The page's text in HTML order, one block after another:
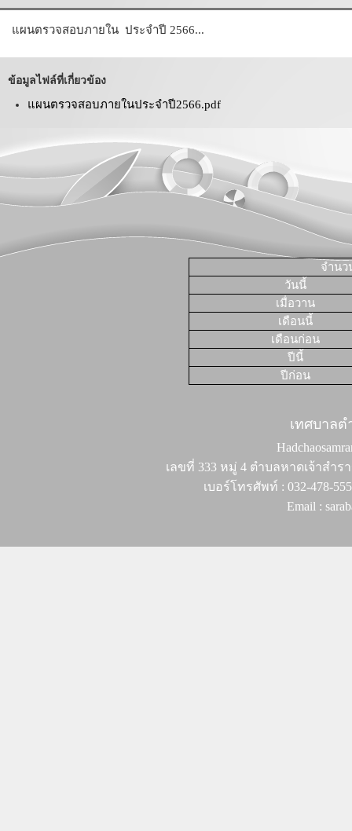
แผนตรวจสอบภายใน ประจำปี 2566...
ข้อมูลไฟล์ที่เกี่ยวข้อง
แผนตรวจสอบภายในประจำปี2566.pdf
จำนว
วันนี้
เมื่อวาน
เดือนนี้
เดือนก่อน
ปีนี้
ปีก่อน
เทศบาล
เลขที่ 333 หมู่ 4 ตำบลหาดเจ้าสำร
เบอร์โทรศัพท์ : 032-478-
Email :